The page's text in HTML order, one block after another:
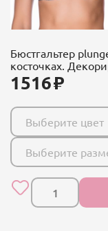
Бюстгальтер
косточках.
1516
Выберите цвет
Выберите